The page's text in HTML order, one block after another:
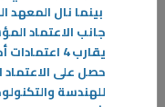
بينما نال المعهد
جانب الاعتماد
يقارب 4
حصل على الاعتماد
للهندسة